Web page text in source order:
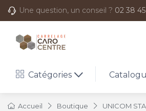
Une question, un conseil ? 02 38
Catégories
Accueil Boutique UNICOM